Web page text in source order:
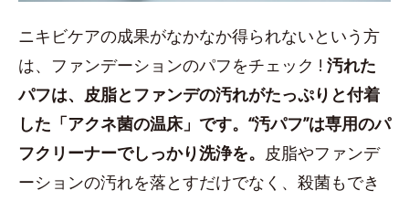
ニキビケアの成果がなかなか得られないという方
は、ファンデーションのパフをチェック ! 汚れた
パフは、皮脂とファンデの汚れがたっぷりと付着
した「アクネ菌の温床」です。“汚パフ”は専用のパ
フクリーナーでしっかり洗浄を。 皮脂やファンデ
ーションの汚れを落とすだけでなく、殺菌もでき